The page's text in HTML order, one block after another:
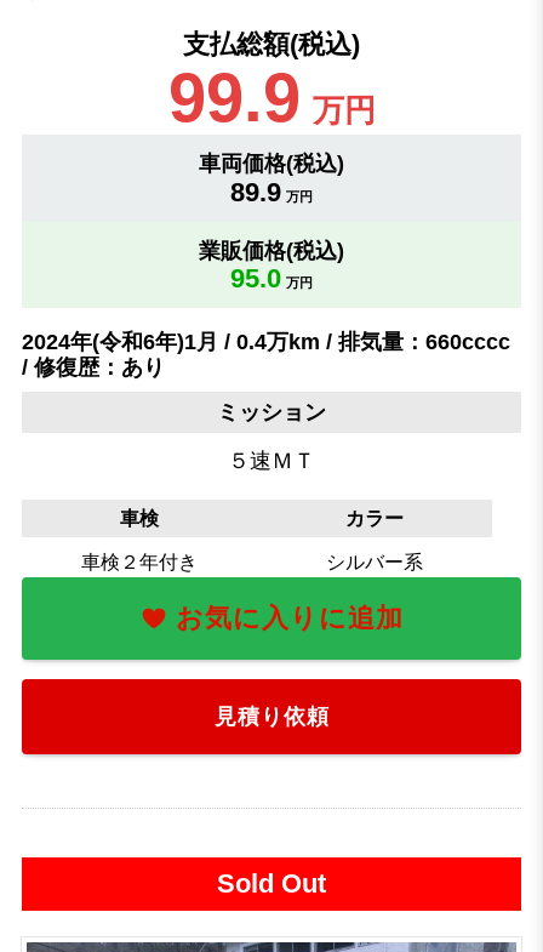
支払総額(税込)
99.9 万円
車両価格(税込)
89.9 万円
業販価格(税込)
95.0 万円
2024年(令和6年)1月 / 0.4万km / 排気量：660cccc
/ 修復歴：あり
ミッション
５速ＭＴ
車検
車検２年付き
カラー
シルバー系
お気に入りに追加
見積り依頼
Sold Out